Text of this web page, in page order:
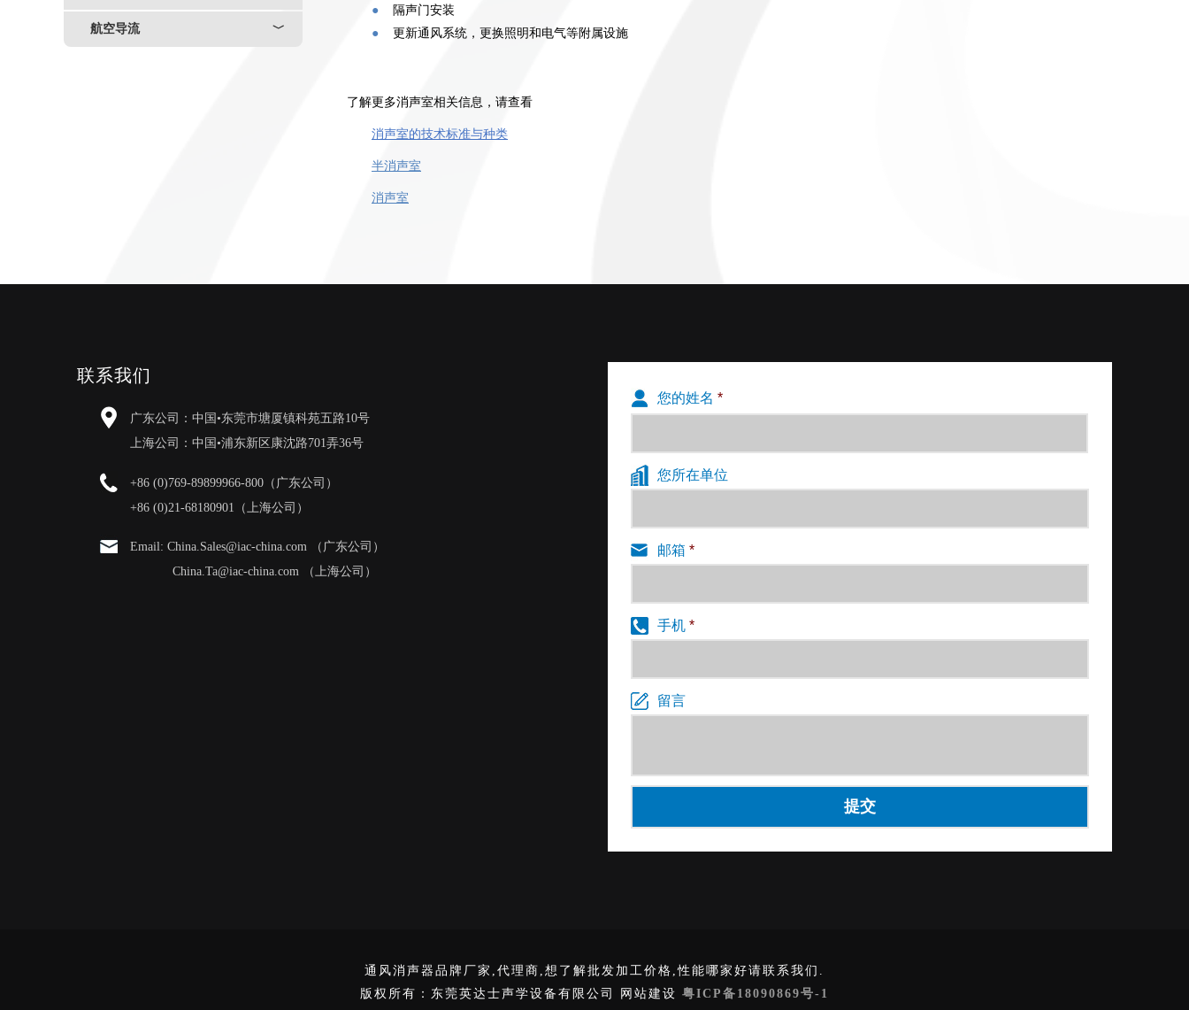
﹀
航空导流
●
隔声门安装
●
更新通风系统，更换照明和电气等附属设施
了解更多消声室相关信息，请查看
消声室的技术标准与种类
半消声室
消声室
联系我们
广东公司：中国•东莞市塘厦镇科苑五路10号
上海公司：中国•浦东新区康沈路701弄36号
+86 (0)769-89899966-800（广东公司）
+86 (0)21-68180901（上海公司）
Email: China.Sales@iac-china.com （广东公司）
China.Ta@iac-china.com （上海公司）
您的姓名 *
您所在单位
邮箱 *
手机 *
留言
通风消声器品牌厂家,代理商,想了解批发加工价格,性能哪家好请联系我们.
版权所有：东莞英达士声学设备有限公司 网站建设 粤ICP备18090869号-1